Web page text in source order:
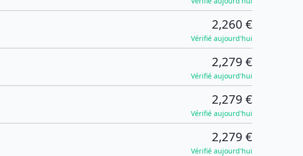
2,260 €
Vérifié aujourd'hui
2,279 €
Vérifié aujourd'hui
2,279 €
Vérifié aujourd'hui
2,279 €
Vérifié aujourd'hui